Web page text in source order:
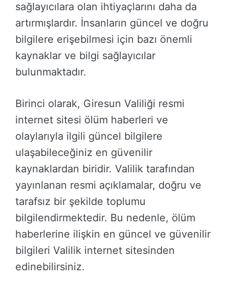
sağlayıcılara olan ihtiyaçlarını daha da
artırmışlardır. İnsanların güncel ve doğru
bilgilere erişebilmesi için bazı önemli
kaynaklar ve bilgi sağlayıcılar
bulunmaktadır.
Birinci olarak, Giresun Valiliği resmi
internet sitesi ölüm haberleri ve
olaylarıyla ilgili güncel bilgilere
ulaşabileceğiniz en güvenilir
kaynaklardan biridir. Valilik tarafından
yayınlanan resmi açıklamalar, doğru ve
tarafsız bir şekilde toplumu
bilgilendirmektedir. Bu nedenle, ölüm
haberlerine ilişkin en güncel ve güvenilir
bilgileri Valilik internet sitesinden
edinebilirsiniz.